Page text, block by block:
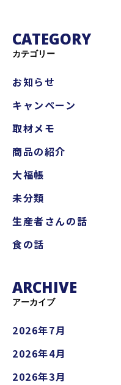
CATEGORY
カテゴリー
お知らせ
キャンペーン
取材メモ
商品の紹介
大福帳
未分類
生産者さんの話
食の話
ARCHIVE
アーカイブ
2026年7月
2026年4月
2026年3月